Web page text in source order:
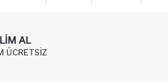
AL
ÜCRETSIZ